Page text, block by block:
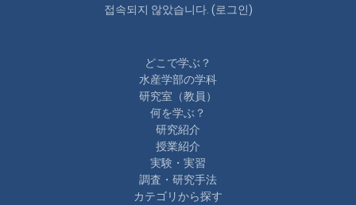
접속되지 않았습니다. (로그인)
どこで学ぶ？
水産学部の学科
研究室（教員）
何を学ぶ？
研究紹介
授業紹介
実験・実習
調査・研究手法
カテゴリから探す